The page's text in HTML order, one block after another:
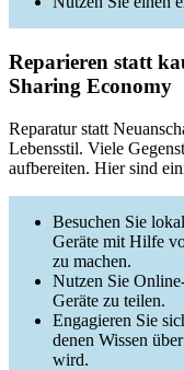
Reparieren statt
Sharing Economy
Reparatur statt
Lebensstil. Viele
aufbereiten. Hier sind
Besuchen Sie
Geräte mit Hilfe
zu machen.
Nutzen Sie
Geräte zu teilen.
Engagieren Sie
denen Wissen
wird.